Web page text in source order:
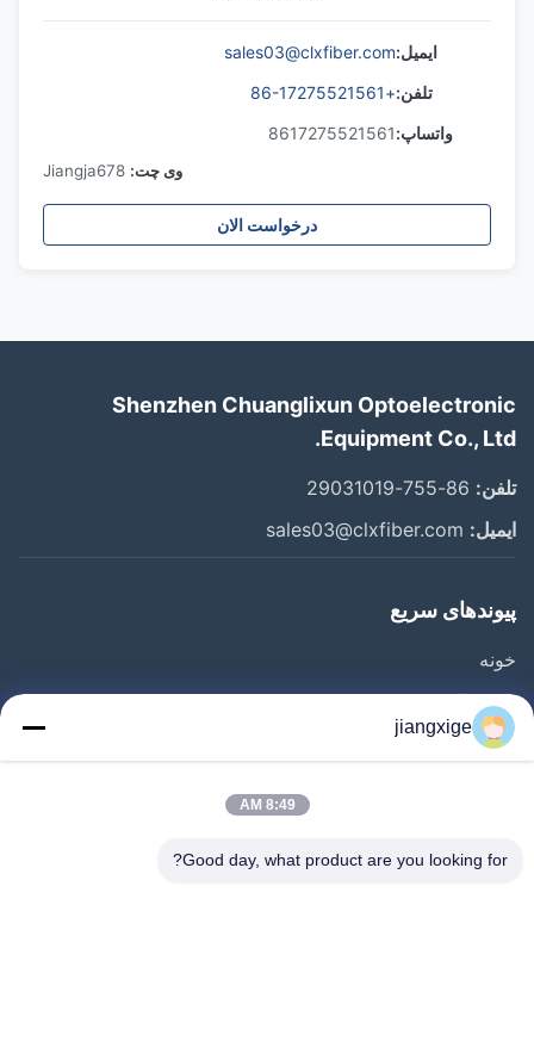
ایمیل:sales03@clxfiber.com
تلفن:+86-17275521561
واتساپ:8617275521561
وی چت: Jiangja678
درخواست الان
Shenzhen Chuanglixun Optoelectronic
Equipment Co., Ltd.
تلفن:
ایمیل:
پیوندهای سریع
خونه
محصولات
درباره ما
با ما تماس بگیرید
jiangxige
8:49 AM
Good day, what product are you looking for?